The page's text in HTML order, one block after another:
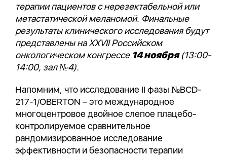
терапии пациентов с нерезектабельной или
метастатической меланомой. Финальные
результаты клинического исследования будут
представлены наXXVIIРоссийском
онкологическом конгрессе 14 ноября(13:00-
14:00, зал №4).
Напомним, что исследование II фазы №BCD-
217-1/OBERTON – это международное
многоцентровое двойное слепое плацебо-
контролируемое сравнительное
рандомизированное исследование
эффективности и безопасности терапии